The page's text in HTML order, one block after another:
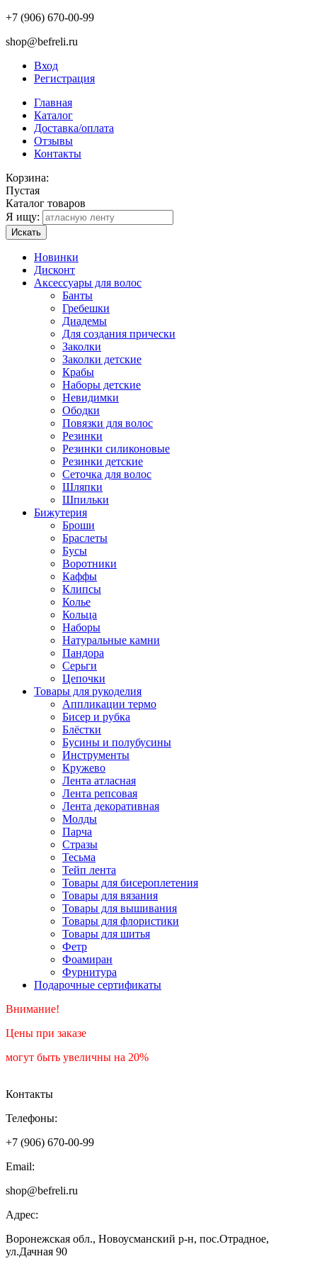
+7 (906) 670-00-99
shop@befreli.ru
Вход
Регистрация
Главная
Каталог
Доставка/оплата
Отзывы
Контакты
Корзина:
Пустая
Каталог товаров
Я ищу:
Искать
Новинки
Дисконт
Аксессуары для волос
Банты
Гребешки
Диадемы
Для создания прически
Заколки
Заколки детские
Крабы
Наборы детские
Невидимки
Ободки
Повязки для волос
Резинки
Резинки силиконовые
Резинки детские
Сеточка для волос
Шляпки
Шпильки
Бижутерия
Броши
Браслеты
Бусы
Воротники
Каффы
Клипсы
Колье
Кольца
Наборы
Натуральные камни
Пандора
Серьги
Цепочки
Товары для рукоделия
Аппликации термо
Бисер и рубка
Блёстки
Бусины и полубусины
Инструменты
Кружево
Лента атласная
Лента репсовая
Лента декоративная
Молды
Парча
Стразы
Тесьма
Тейп лента
Товары для бисероплетения
Товары для вязания
Товары для вышивания
Товары для флористики
Товары для шитья
Фетр
Фоамиран
Фурнитура
Подарочные сертификаты
Внимание!
Цены при заказе
могут быть увеличны на 20%
Контакты
Телефоны:
+7 (906) 670-00-99
Email:
shop@befreli.ru
Адрес:
Воронежская обл., Новоусманский р-н, пос.Отрадное,
ул.Дачная 90